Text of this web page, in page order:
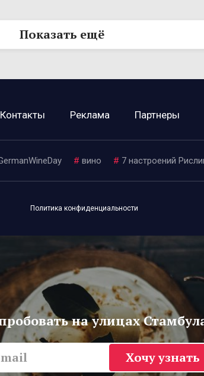
Показать ещё
Контакты Реклама Партнеры
# вино # 7 настроений
Политика конфиденциальности
на улицах
Хочу узнать